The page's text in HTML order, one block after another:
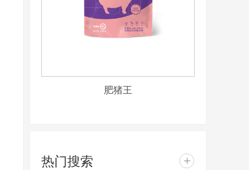
肥猪王
热门搜索 +